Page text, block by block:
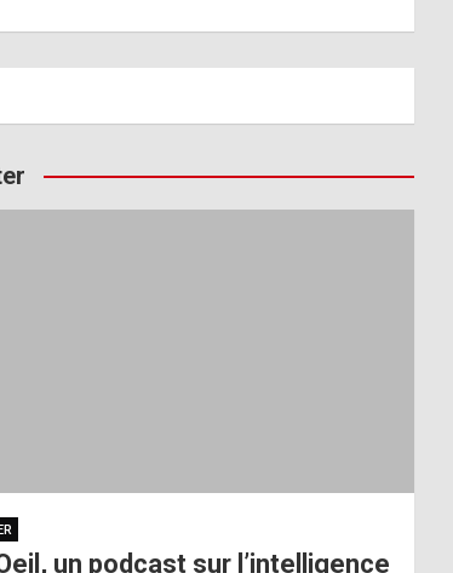
un podcast sur l’intelligence